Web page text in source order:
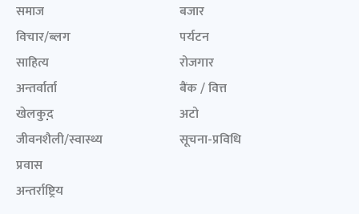
समाज
विचार/ब्लग
साहित्य
अन्तर्वार्ता
खेलकुद़़
जीवनशैली/स्वास्थ्य
प्रवास
अन्तर्राष्ट्रिय
बजार
पर्यटन
रोजगार
बैंक / वित्त
अटो
सूचना-प्रविधि